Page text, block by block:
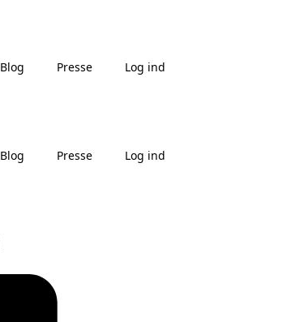
Blog Presse Log ind
Blog Presse Log ind